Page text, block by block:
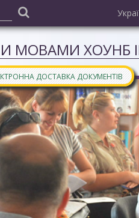
МОВАМИ ХОУНБ
ДОСТАВКА ДОКУМЕНТІВ